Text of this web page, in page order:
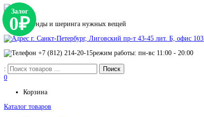
Сервис аренды и шеринга нужных вещей
г. Санкт-Петербург, Лиговский пр-т 43-45 лит. Б, офис 103
+7 (812) 214-20-15режим работы: пн-вс 11:00 - 20:00
:
0
Корзина
Каталог товаров
Залог
0₽